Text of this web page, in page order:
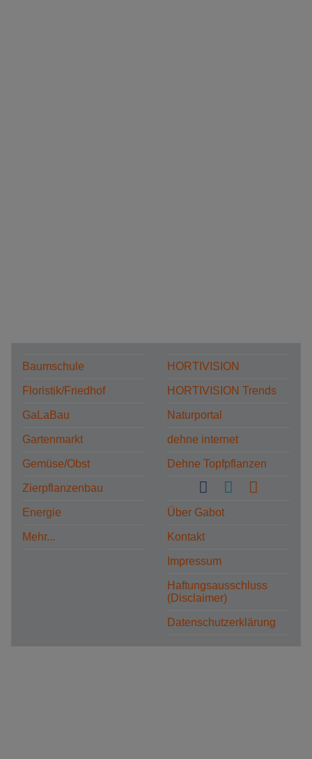
Baumschule
Floristik/Friedhof
GaLaBau
Gartenmarkt
Gemüse/Obst
Zierpflanzenbau
Energie
Mehr...
HORTIVISION
HORTIVISION Trends
Naturportal
dehne internet
Dehne Topfpflanzen
Über Gabot
Kontakt
Impressum
Haftungsausschluss
(Disclaimer)
Datenschutzerklärung